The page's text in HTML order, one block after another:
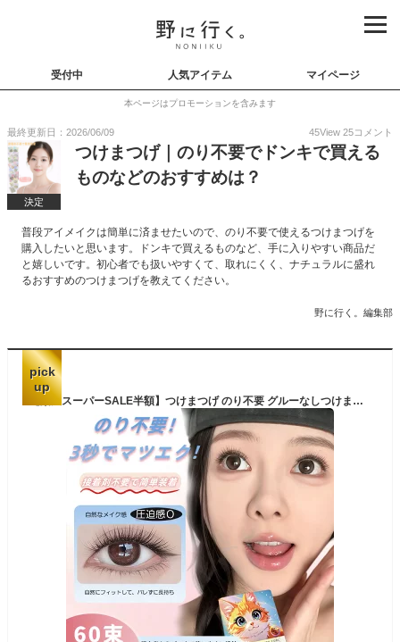
受付中 人気アイテム マイページ
本ページはプロモーションを含みます
最終更新日：2026/06/09 45View 25コメント
決定
つけまつげ｜のり不要でドンキで買える
ものなどのおすすめは？
普段アイメイクは簡単に済ませたいので、のり不要で使えるつけまつげを
購入したいと思います。ドンキで買えるものなど、手に入りやすい商品だ
と嬉しいです。初心者でも扱いやすくて、取れにくく、ナチュラルに盛れ
るおすすめのつけまつげを教えてください。
野に行く。編集部
pick
up
【楽天スーパーSALE半額】つけまつげ のり不要 グルーなしつけまつげ 接着剤不要 60束入 ブラック 1秒マツエク 部分つけまつげ 初心者 簡単装着 可愛い 自然な束感 ナチュラル 軽量 快適 粘着力強い 落ちにくい 耐久性が高い LUMERIS